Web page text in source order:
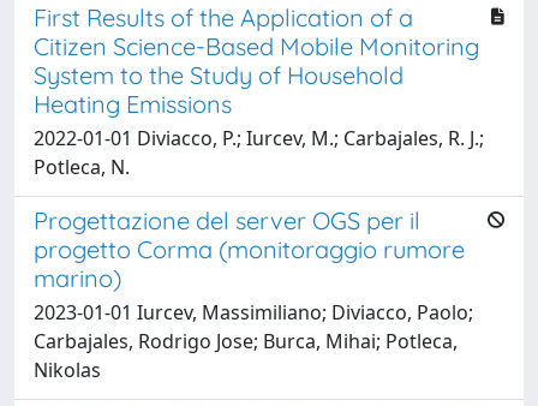
First Results of the Application of a
Citizen Science-Based Mobile Monitoring
System to the Study of Household
Heating Emissions
2022-01-01 Diviacco, P.; Iurcev, M.; Carbajales, R. J.;
Potleca, N.
Progettazione del server OGS per il
progetto Corma (monitoraggio rumore
marino)
2023-01-01 Iurcev, Massimiliano; Diviacco, Paolo;
Carbajales, Rodrigo Jose; Burca, Mihai; Potleca,
Nikolas